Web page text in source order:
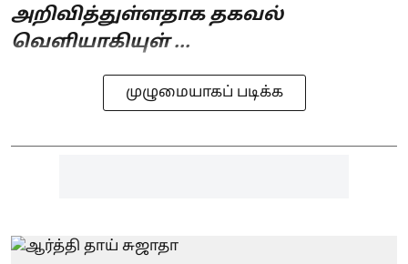
அறிவித்துள்ளதாக தகவல்
வெளியாகியுள் ...
முழுமையாகப் படிக்க